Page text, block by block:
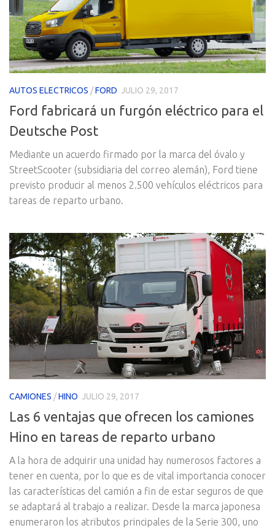
AUTOS ELECTRICOS /FORD JULIO 29, 2017
Ford fabricará un furgón eléctrico para el
Deutsche Post
Mediante un acuerdo firmado por la marca del óvalo y
StreetScooter (subsidiaria del correo alemán), Ford tiene
previsto producir al menos 2.500 vehículos eléctricos para
tareas de reparto urbano.
CAMIONES /HINO JULIO 29, 2017
Las 6 ventajas que ofrecen los camiones
Hino en tareas de reparto urbano
A la hora de adquirir una unidad hay numerosos factores a
tener en cuenta, por lo que es de vital importancia conocer
las características del camión a fin de estar seguros de que
se adaptará al trabajo a realizar. Desde la marca japonesa
enumeraron los atributos principales de la Serie 300, uno